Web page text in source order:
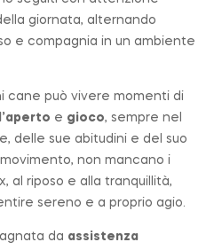
giornata, alternando
e compagnia in un ambiente
cane può vivere momenti di
e gioco, sempre nel
delle sue abitudini e del suo
non mancano i
al riposo e alla tranquillità,
sereno e a proprio agio.
da assistenza